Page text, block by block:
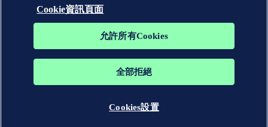
這些商標係Det Norske Veritas之財產，版權所有。
Cookie資訊頁面
允許所有Cookies
全部拒絕
Cookies設置